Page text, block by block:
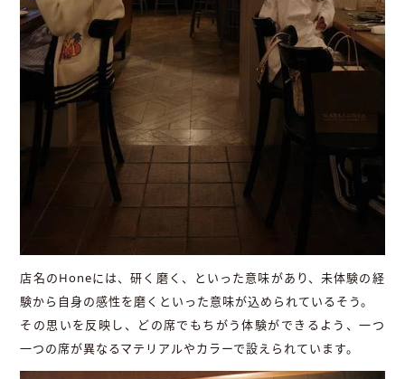
店名のHoneには、研く磨く、といった意味があり、未体験の経
験から自身の感性を磨くといった意味が込められているそう。
その思いを反映し、どの席でもちがう体験ができるよう、一つ
一つの席が異なるマテリアルやカラーで設えられています。